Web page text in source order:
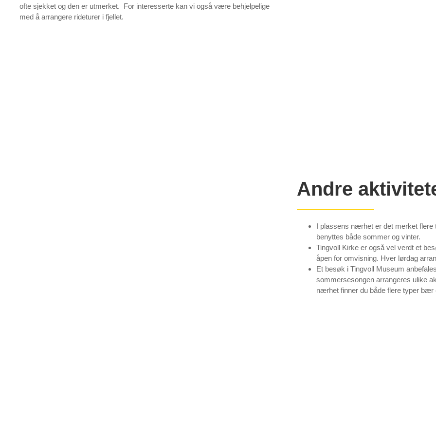
ofte sjekket og den er utmerket. For interesserte kan vi også være behjelpelige
med å arrangere rideturer i fjellet.
Andre
I plassens nærhet er det merket flere
benyttes både sommer og vinter.
Tingvoll Kirke er også vel verdt et
åpen for omvisning. Hver lørdag
Et besøk i Tingvoll Museum
sommersesongen arrangeres ulike
nærhet finner du både flere typer bær